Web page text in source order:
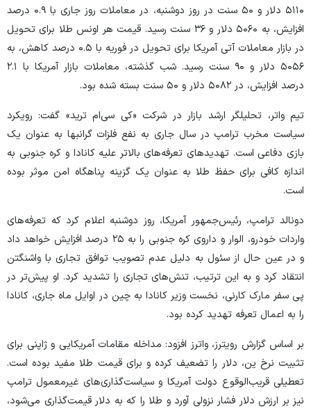
۵۱۱۰ دلار و ۵۰ سنت در روز دوشنبه، در معاملات روز جاری با ۰.۹ درصد
افزایش، به ۵۰۶۰ دلار و ۳۶ سنت رسید. قیمت هر اونس طلا برای تحویل
در بازار معاملات آتی آمریکا برای تحویل در فوریه با ۰.۵ درصد کاهش، به
۵۰۵۶ دلار و ۹۰ سنت رسید. شب گذشته، معاملات بازار آمریکا با ۲.۱
درصد افزایش، در ۵۰۸۲ دلار و ۵۰ سنت بسته شده بود.
تیم واتر، تحلیلگر ارشد بازار در شرکت «کی سی‌ام ترید» گفت: رویکرد
سیاست مخرب ترامپ در سال جاری به نفع فلزات گرانبها به عنوان یک
بازی دفاعی است. تهدید‌های تعرفه‌های بالاتر علیه کانادا و کره جنوبی به
اندازه کافی برای حفظ طلا به عنوان یک گزینه پناهگاه امن موثر بوده
است.
دونالد ترامپ، رئیس‌جمهور آمریکا، روز دوشنبه اعلام کرد که تعرفه‌های
واردات خودرو، الوار و داروی کره جنوبی را به ۲۵ درصد افزایش خواهد داد
و در عین حال از سئول به دلیل عدم تصویب توافق تجاری با واشنگتن
انتقاد کرد و به این ترتیب، تنش‌های تجاری را تشدید کرد. او پیش‌تر در
پی سفر مارک کارنی، نخست وزیر کانادا به چین در اوایل ماه جاری، کانادا
را به اعمال تعرفه تهدید کرده بود.
بر اساس گزارش رویترز، واترز افزود: مداخله مقامات آمریکایی و ژاپنی برای
تثبیت نرخ ین، دلار را تضعیف کرده و برای قیمت طلا مفید بوده است.
تعطیلی قریب‌الوقوع دولت آمریکا و سیاست‌گذاری‌های غیرمعمول ترامپ
نیز بر ارزش دلار فشار نزولی آورد و طلا را که به دلار قیمت‌گذاری می‌شود،